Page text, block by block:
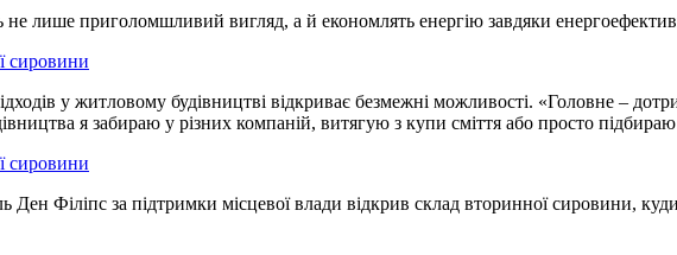
не лише приголомшливий вигляд, а й економлять енергію завдяки
у житловому будівництві відкриває безмежні можливості. «Головне –
я забираю у різних компаній, витягую з купи сміття або просто
Ден Філіпс за підтримки місцевої влади відкрив склад вторинної сировини,